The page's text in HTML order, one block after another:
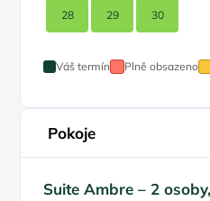
28 29 30
Váš termín Plně obsazeno
Pokoje
Suite Ambre – 2